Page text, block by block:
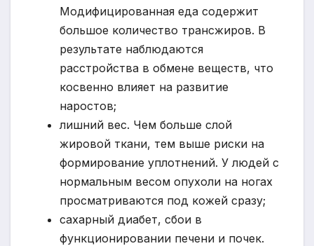
Модифицированная еда содержит
большое количество трансжиров. В
результате наблюдаются
расстройства в обмене веществ, что
косвенно влияет на развитие
наростов;
лишний вес. Чем больше слой
жировой ткани, тем выше риски на
формирование уплотнений. У людей с
нормальным весом опухоли на ногах
просматриваются под кожей сразу;
сахарный диабет, сбои в
функционировании печени и почек.